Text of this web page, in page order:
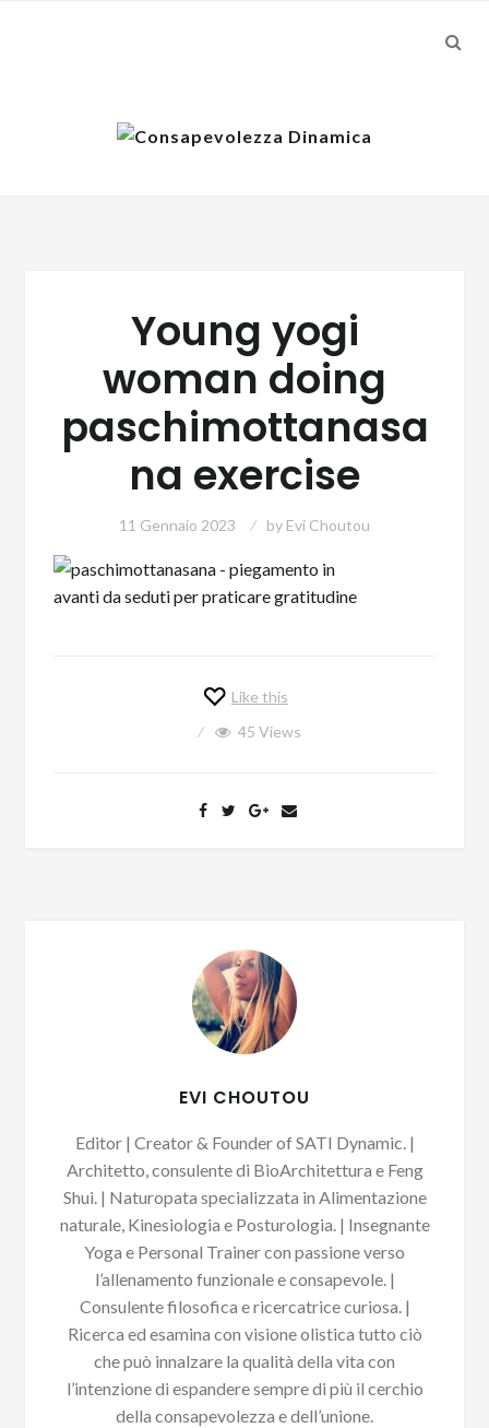
Young yogi
woman doing
paschimottanasa
na exercise
11 Gennaio 2023 by Evi Choutou
Like this
45Views
EVI CHOUTOU
Editor | Creator & Founder of SATI Dynamic. |
Architetto, consulente di BioArchitettura e Feng
Shui. | Naturopata specializzata in Alimentazione
naturale, Kinesiologia e Posturologia. | Insegnante
Yoga e Personal Trainer con passione verso
l’allenamento funzionale e consapevole. |
Consulente filosofica e ricercatrice curiosa. |
Ricerca ed esamina con visione olistica tutto ciò
che può innalzare la qualità della vita con
l’intenzione di espandere sempre di più il cerchio
della consapevolezza e dell’unione.